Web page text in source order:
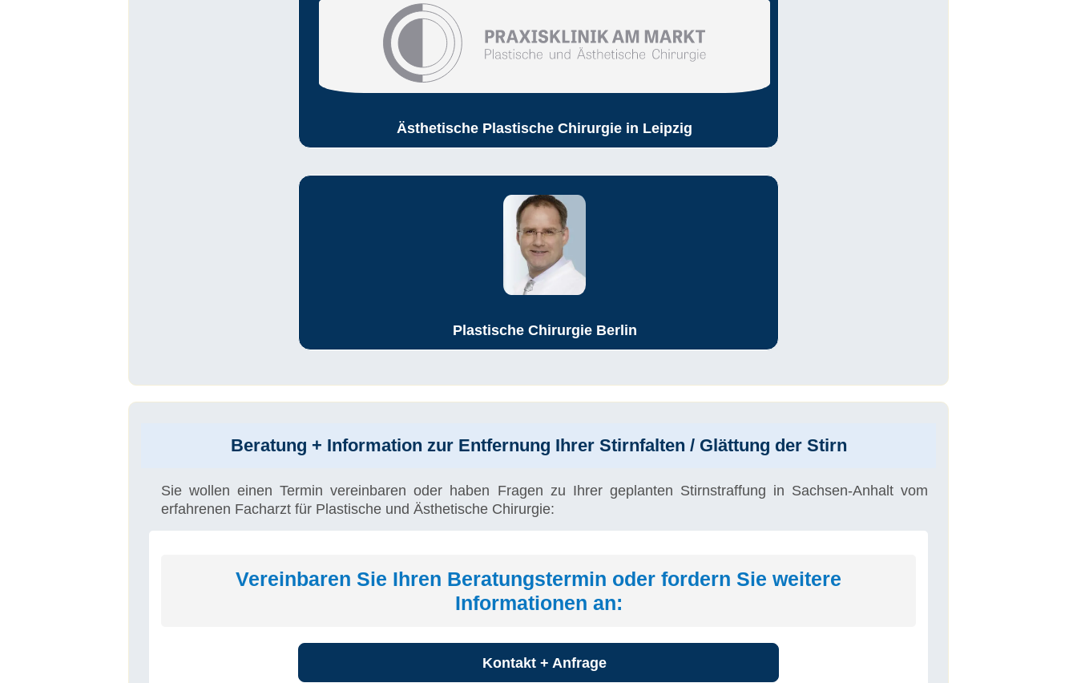
Ästhetische Plastische Chirurgie in Leipzig
Plastische Chirurgie Berlin
Beratung + Information zur Entfernung Ihrer Stirnfalten / Glättung der Stirn
Sie wollen einen Termin vereinbaren oder haben Fragen zu Ihrer geplanten Stirnstraffung in Sachsen-Anhalt vom
erfahrenen Facharzt für Plastische und Ästhetische Chirurgie:
Vereinbaren Sie Ihren Beratungstermin oder fordern Sie weitere
Informationen an:
Kontakt + Anfrage